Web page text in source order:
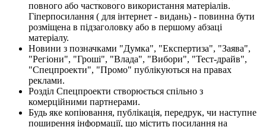
повного або часткового використання матеріалів.
Гіперпосилання ( для інтернет - видань) - повинна бути
розміщена в підзаголовку або в першому абзаці
матеріалу.
Новини з позначками "Думка", "Експертиза", "Заява",
"Регіони", "Гроші", "Влада", "Вибори", "Тест-драйв",
"Спецпроекти", "Промо" публікуються на правах
реклами.
Розділ Спецпроекти створюється спільно з
комерційними партнерами.
Будь яке копіювання, публікація, передрук, чи наступне
поширення інформації, що містить посилання на